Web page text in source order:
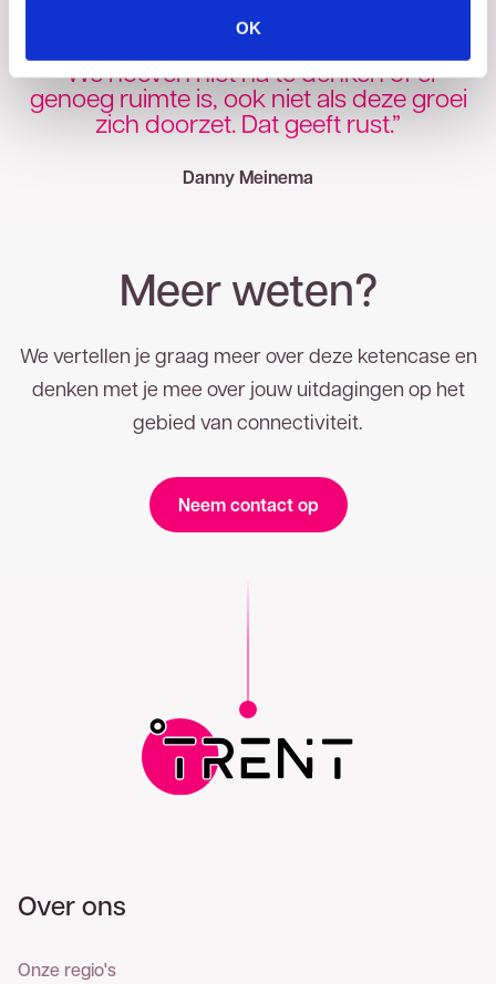
OK
“We hoeven niet na te denken of er
genoeg ruimte is, ook niet als deze groei
zich doorzet. Dat geeft rust.”
Danny Meinema
Meer weten?
We vertellen je graag meer over deze ketencase en
denken met je mee over jouw uitdagingen op het
gebied van connectiviteit.
Neem contact op
Over ons
Onze regio's